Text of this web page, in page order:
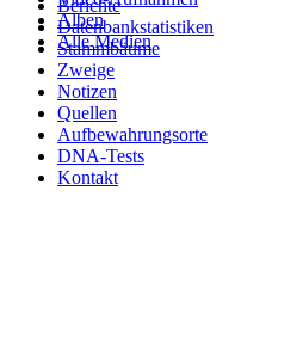
Alben
Alle Medien
Berichte
Datenbankstatistiken
Stammbäume
Zweige
Notizen
Quellen
Aufbewahrungsorte
DNA-Tests
Kontakt